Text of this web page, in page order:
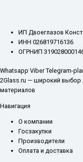
ИП Двоеглазов
ИНН 026819716136
ОГРНИП
Whatsapp Viber Telegram-
2Glass.ru — широкий выбор
материалов
Навигация
О компании
Госзакупки
Производители
Оплата и доставка